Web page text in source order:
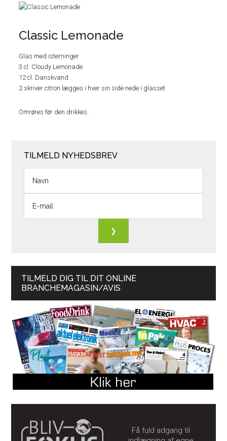
Classic Lemonade
Glas med isterninger
3 cl. Cloudy Lemonade
12 cl. Danskvand
2 skriver citron lægges i hver sin side nede i glasset
Omrøres før den drikkes.
TILMELD NYHEDSBREV
TILMELD DIG TIL DIT ONLINE
BRANCHEMAGASIN/AVIS
Få fuld adgang til